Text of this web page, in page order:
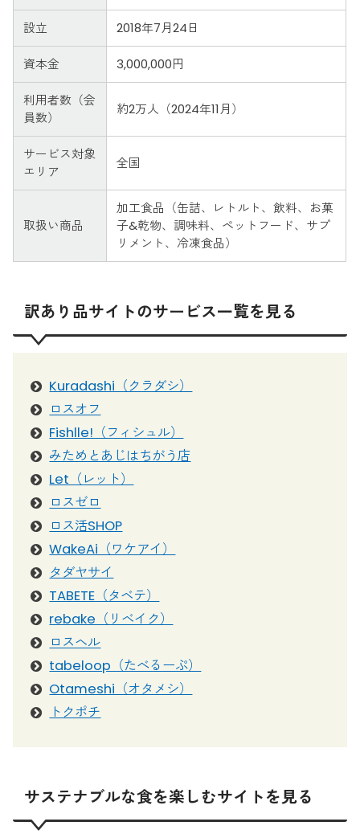
設立 2018年7月24日
資本金 3,000,000円
利用者数（会
員数）
約2万人（2024年11月）
サービス対象
エリア
全国
取扱い商品
加工食品（缶詰、レトルト、飲料、お菓
子&乾物、調味料、ペットフード、サプ
リメント、冷凍食品）
訳あり品サイトのサービス一覧を見る
Kuradashi（クラダシ）
ロスオフ
Fishlle!（フィシュル）
みためとあじはちがう店
Let（レット）
ロスゼロ
ロス活SHOP
WakeAi（ワケアイ）
タダヤサイ
TABETE（タベテ）
rebake（リベイク）
ロスヘル
tabeloop（たべるーぷ）
Otameshi（オタメシ）
トクポチ
サステナブルな食を楽しむサイトを見る